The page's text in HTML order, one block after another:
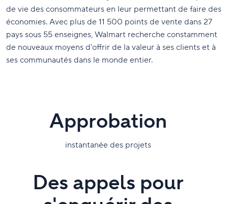
de vie des consommateurs en leur permettant de faire des
économies. Avec plus de 11 500 points de vente dans 27
pays sous 55 enseignes, Walmart recherche constamment
de nouveaux moyens d'offrir de la valeur à ses clients et à
ses communautés dans le monde entier.
Approbation
instantanée des projets
Des appels pour